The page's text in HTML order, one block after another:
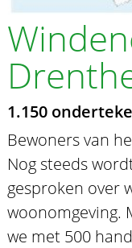
1.150
Bewoners van
Nog steeds
gesproken over
woonomgeving.
we met 500